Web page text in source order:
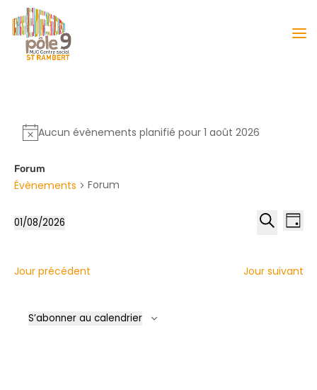
Aucun évènements planifié pour 1 août 2026
Forum
Évènements Forum
de
de
Jour
01/08/2026
date.
Jour précédent Jour suivant
S’abonner au calendrier